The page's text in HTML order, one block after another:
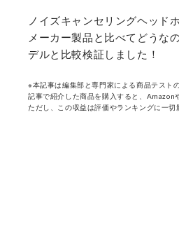
ノイズキャンセリングヘッド
メーカー製品と比べてどうな
デルと比較検証しました！
※本記事は編集部と専門家による商品テスト
記事で紹介した商品を購入すると、Amazon
ただし、この収益は評価やランキングに一切